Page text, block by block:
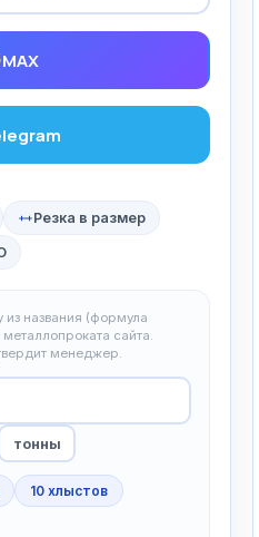
MAX
Резка в размер
названия (формула
сайта.
менеджер.
тонны
10 хлыстов